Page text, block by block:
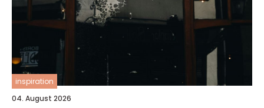
inspiration
04. August 2026